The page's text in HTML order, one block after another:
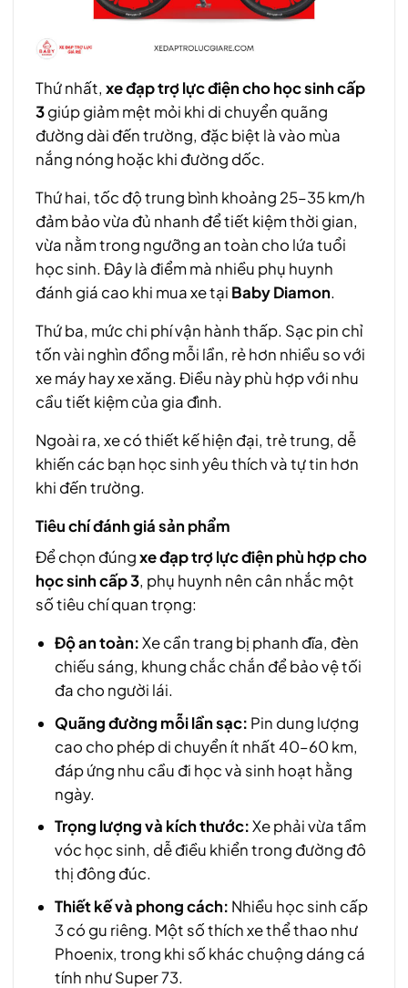
Thứ nhất, xe đạp trợ lực điện cho học sinh cấp
3giúp giảm mệt mỏi khi di chuyển quãng
đường dài đến trường, đặc biệt là vào mùa
nắng nóng hoặc khi đường dốc.
Thứ hai, tốc độ trung bình khoảng 25–35 km/h
đảm bảo vừa đủ nhanh để tiết kiệm thời gian,
vừa nằm trong ngưỡng an toàn cho lứa tuổi
học sinh. Đây là điểm mà nhiều phụ huynh
đánh giá cao khi mua xe tại Baby Diamon.
Thứ ba, mức chi phí vận hành thấp. Sạc pin chỉ
tốn vài nghìn đồng mỗi lần, rẻ hơn nhiều so với
xe máy hay xe xăng. Điều này phù hợp với nhu
cầu tiết kiệm của gia đình.
Ngoài ra, xe có thiết kế hiện đại, trẻ trung, dễ
khiến các bạn học sinh yêu thích và tự tin hơn
khi đến trường.
Tiêu chí đánh giá sản phẩm
Để chọn đúngxe đạp trợ lực điện phù hợp cho
học sinh cấp 3, phụ huynh nên cân nhắc một
số tiêu chí quan trọng:
Độ an toàn:Xe cần trang bị phanh đĩa, đèn
chiếu sáng, khung chắc chắn để bảo vệ tối
đa cho người lái.
Quãng đường mỗi lần sạc: Pin dung lượng
cao cho phép di chuyển ít nhất 40–60 km,
đáp ứng nhu cầu đi học và sinh hoạt hằng
ngày.
Trọng lượng và kích thước:Xe phải vừa tầm
vóc học sinh, dễ điều khiển trong đường đô
thị đông đúc.
Thiết kế và phong cách: Nhiều học sinh cấp
3 có gu riêng. Một số thích xe thể thao như
Phoenix, trong khi số khác chuộng dáng cá
tính như Super 73.